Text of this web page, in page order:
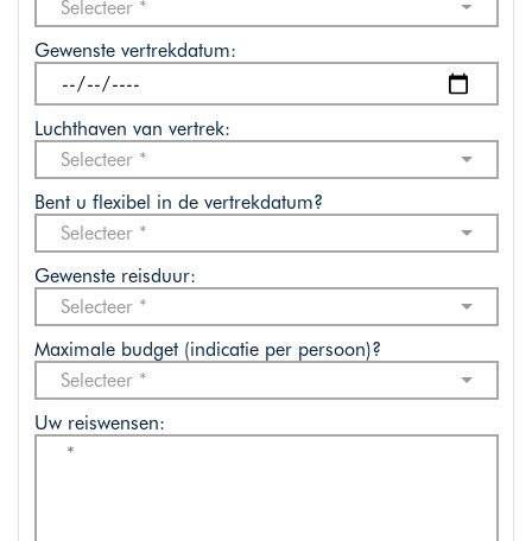
Selecteer *
Gewenste vertrekdatum:
Luchthaven van vertrek:
Selecteer *
Bent u flexibel in de vertrekdatum?
Selecteer *
Gewenste reisduur:
Selecteer *
Maximale budget (indicatie per persoon)?
Selecteer *
Uw reiswensen: